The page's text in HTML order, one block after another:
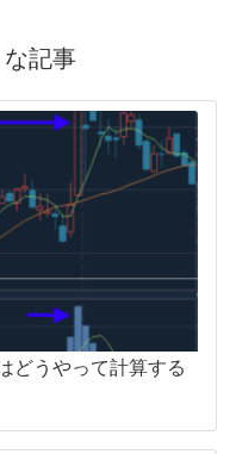
記事
どうやって計算する